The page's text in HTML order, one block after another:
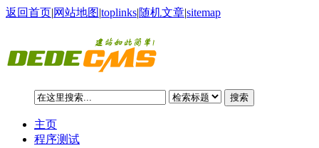
返回首页|网站地图|toplinks|随机文章|sitemap
搜索
主页
程序测试